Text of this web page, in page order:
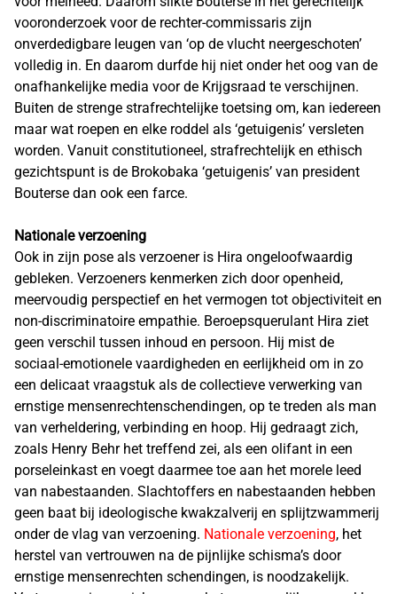
vooronderzoek voor de rechter-commissaris zijn
onverdedigbare leugen van ‘op de vlucht neergeschoten’
volledig in. En daarom durfde hij niet onder het oog van de
onafhankelijke media voor de Krijgsraad te verschijnen.
Buiten de strenge strafrechtelijke toetsing om, kan iedereen
maar wat roepen en elke roddel als ‘getuigenis’ versleten
worden. Vanuit constitutioneel, strafrechtelijk en ethisch
gezichtspunt is de Brokobaka ‘getuigenis’ van president
Bouterse dan ook een farce.
Nationale verzoening
Ook in zijn pose als verzoener is Hira ongeloofwaardig
gebleken. Verzoeners kenmerken zich door openheid,
meervoudig perspectief en het vermogen tot objectiviteit en
non-discriminatoire empathie. Beroepsquerulant Hira ziet
geen verschil tussen inhoud en persoon. Hij mist de
sociaal-emotionele vaardigheden en eerlijkheid om in zo
een delicaat vraagstuk als de collectieve verwerking van
ernstige mensenrechtenschendingen, op te treden als man
van verheldering, verbinding en hoop. Hij gedraagt zich,
zoals Henry Behr het treffend zei, als een olifant in een
porseleinkast en voegt daarmee toe aan het morele leed
van nabestaanden. Slachtoffers en nabestaanden hebben
geen baat bij ideologische kwakzalverij en splijtzwammerij
onder de vlag van verzoening. Nationale verzoening, het
herstel van vertrouwen na de pijnlijke schisma’s door
ernstige mensenrechten schendingen, is noodzakelijk.